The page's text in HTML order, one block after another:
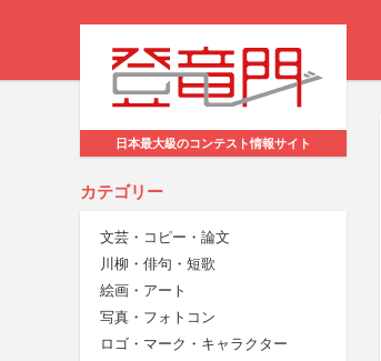
日本最大級のコンテスト情報サイト
カテゴリー
文芸・コピー・論文
川柳・俳句・短歌
絵画・アート
写真・フォトコン
ロゴ・マーク・キャラクター